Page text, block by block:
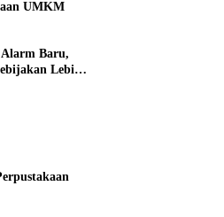
UMKM
Alarm Baru,
Lebih